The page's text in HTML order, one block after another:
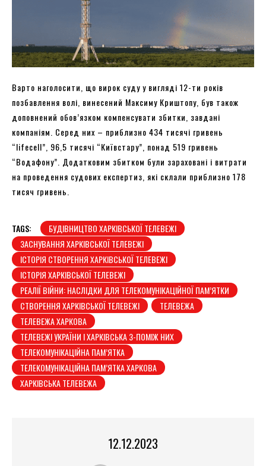
Варто наголосити, що вирок суду у вигляді 12-ти років
позбавлення волі, винесений Максиму Криштопу, був також
доповнений обов’язком компенсувати збитки, завдані
компаніям. Серед них – приблизно 434 тисячі гривень
“lifecell”, 96,5 тисячі “Київстару”, понад 519 гривень
“Водафону”. Додатковим збитком були зараховані і витрати
на проведення судових експертиз, які склали приблизно 178
тисяч гривень.
TAGS:
БУДІВНИЦТВО ХАРКІВСЬКОЇ ТЕЛЕВЕЖІ
ЗАСНУВАННЯ ХАРКІВСЬКОЇ ТЕЛЕВЕЖІ
ІСТОРІЯ СТВОРЕННЯ ХАРКІВСЬКОЇ ТЕЛЕВЕЖІ
ІСТОРІЯ ХАРКІВСЬКОЇ ТЕЛЕВЕЖІ
РЕАЛІЇ ВІЙНИ: НАСЛІДКИ ДЛЯ ТЕЛЕКОМУНІКАЦІЙНОЇ ПАМ’ЯТКИ
СТВОРЕННЯ ХАРКІВСЬКОЇ ТЕЛЕВЕЖІ
ТЕЛЕВЕЖА
ТЕЛЕВЕЖА ХАРКОВА
ТЕЛЕВЕЖІ УКРАЇНИ І ХАРКІВСЬКА З-ПОМІЖ НИХ
ТЕЛЕКОМУНІКАЦІЙНА ПАМ’ЯТКА
ТЕЛЕКОМУНІКАЦІЙНА ПАМ’ЯТКА ХАРКОВА
ХАРКІВСЬКА ТЕЛЕВЕЖА
12.12.2023